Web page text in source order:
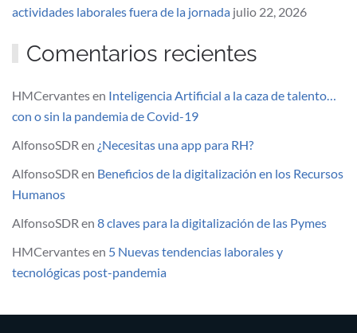
actividades laborales fuera de la jornada julio 22, 2026
Comentarios recientes
HMCervantesen Inteligencia Artificial a la caza de talento…
con o sin la pandemia de Covid-19
AlfonsoSDR en ¿Necesitas una app para RH?
AlfonsoSDR en Beneficios de la digitalización en los Recursos
Humanos
AlfonsoSDR en 8 claves para la digitalización de las Pymes
HMCervantesen 5 Nuevas tendencias laborales y
tecnológicas post-pandemia